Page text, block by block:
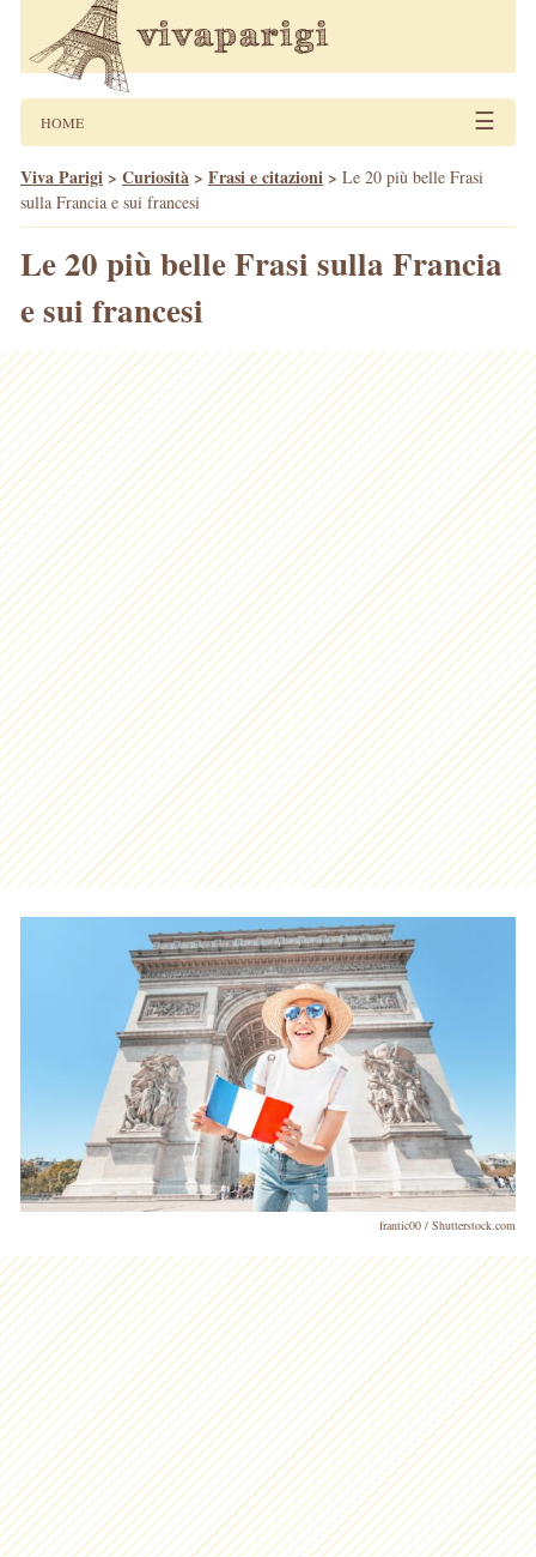
HOME ☰
Viva Parigi > Curiosità > Frasi e citazioni > Le 20 più belle Frasi
sulla Francia e sui francesi
Le 20 più belle Frasi sulla Francia
e sui francesi
frantic00 / Shutterstock.com